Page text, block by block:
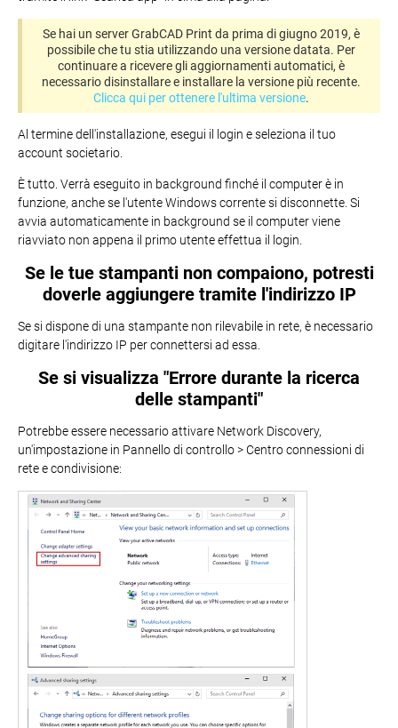
Se hai un server GrabCAD Print da prima di giugno 2019, è
possibile che tu stia utilizzando una versione datata. Per
continuare a ricevere gli aggiornamenti automatici, è
necessario disinstallare e installare la versione più recente.
Clicca qui per ottenere l'ultima versione.
Al termine dell'installazione, esegui il login e seleziona il tuo
account societario.
È tutto. Verrà eseguito in background finché il computer è in
funzione, anche se l'utente Windows corrente si disconnette. Si
avvia automaticamente in background se il computer viene
riavviato non appena il primo utente effettua il login.
Se le tue stampanti non compaiono, potresti
doverle aggiungere tramite l'indirizzo IP
Se si dispone di una stampante non rilevabile in rete, è necessario
digitare l'indirizzo IP per connettersi ad essa.
Se si visualizza "Errore durante la ricerca
delle stampanti"
Potrebbe essere necessario attivare Network Discovery,
un'impostazione in Pannello di controllo > Centro connessioni di
rete e condivisione: